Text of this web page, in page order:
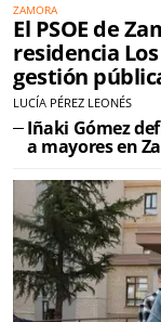
ZAMORA
El PSOE de
residencia
gestión
LUCÍA PÉREZ LEONÉS
Iñaki Gómez
a mayores en